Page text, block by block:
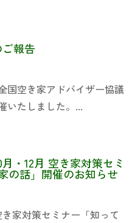
報告
国空き家アドバイザー協議
いたしました。...
・12月 空き家対策セミ
の話」開催のお知らせ
家対策セミナー「知って